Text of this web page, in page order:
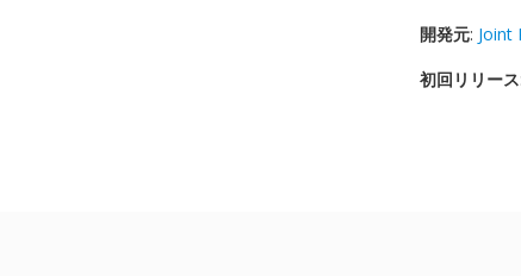
開発元: Joint
初回リリース